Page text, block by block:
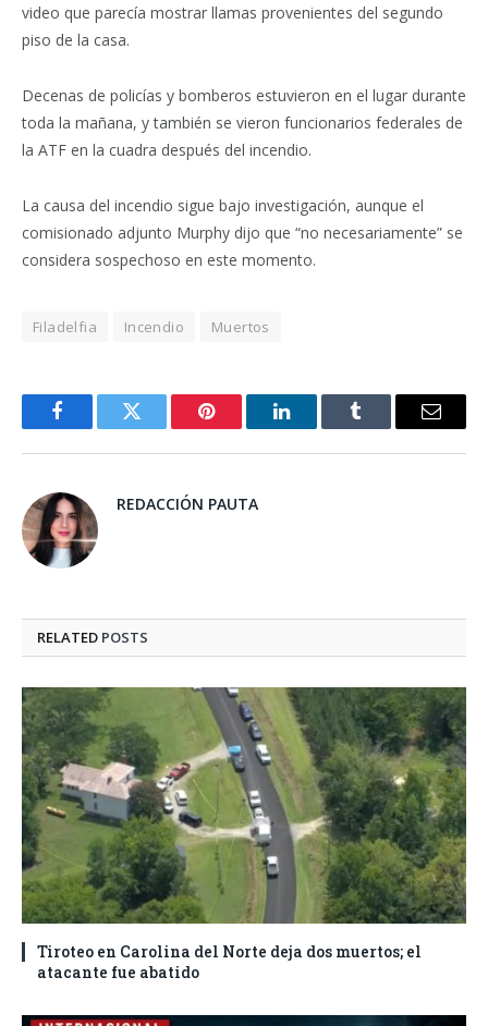
video que parecía mostrar llamas provenientes del segundo
piso de la casa.
Decenas de policías y bomberos estuvieron en el lugar durante
toda la mañana, y también se vieron funcionarios federales de
la ATF en la cuadra después del incendio.
La causa del incendio sigue bajo investigación, aunque el
comisionado adjunto Murphy dijo que “no necesariamente” se
considera sospechoso en este momento.
Filadelfia Incendio Muertos
FacebookTwitter Pinterest LinkedInTumblr Email
REDACCIÓN PAUTA
RELATED POSTS
Tiroteo en Carolina del Norte deja dos muertos; el
atacante fue abatido